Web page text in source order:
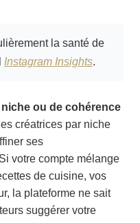
la santé de
Instagram Insights.
ou de cohérence
créatrices par niche
ses
votre compte mélange
de cuisine, vos
la plateforme ne sait
suggérer votre